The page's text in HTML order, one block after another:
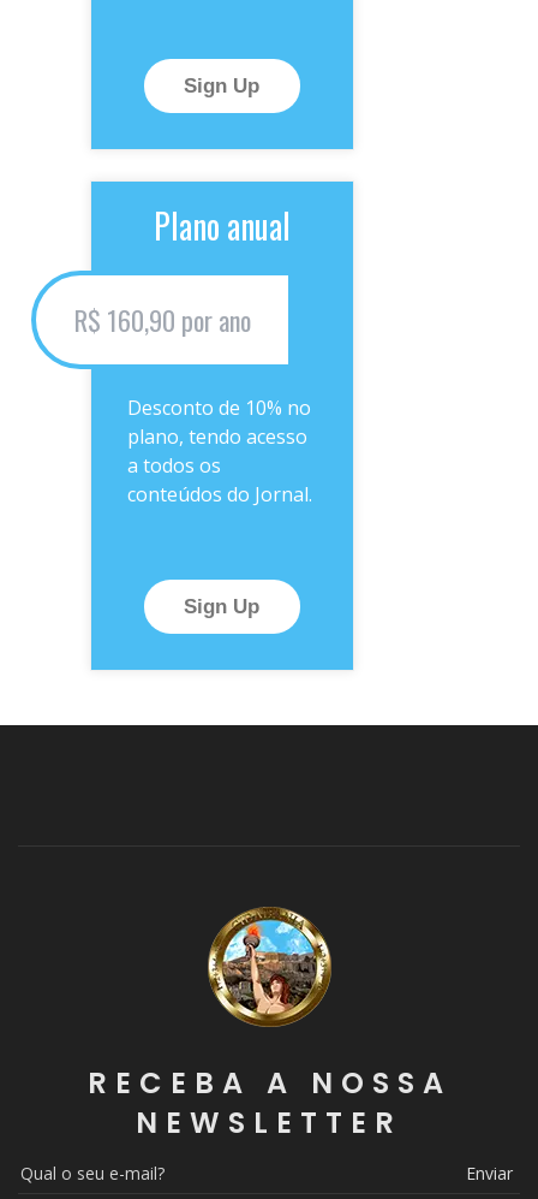
Sign Up
Plano anual
R$ 160,90 por ano
Desconto de 10% no
plano, tendo acesso
a todos os
conteúdos do Jornal.
Sign Up
RECEBA A NOSSA
NEWSLETTER
Enviar